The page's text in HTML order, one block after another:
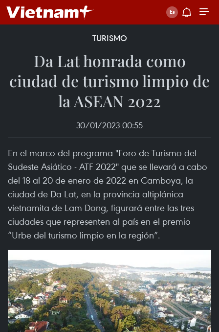
TURISMO
Da Lat honrada como
ciudad de turismo limpio de
la ASEAN 2022
30/01/2023 00:55
En el marco del programa "Foro de Turismo del
Sudeste Asiático - ATF 2022" que se llevará a cabo
del 18 al 20 de enero de 2022 en Camboya, la
ciudad de Da Lat, en la provincia altiplánica
vietnamita de Lam Dong, figurará entre las tres
ciudades que representen al país en el premio
“Urbe del turismo limpio en la región”.